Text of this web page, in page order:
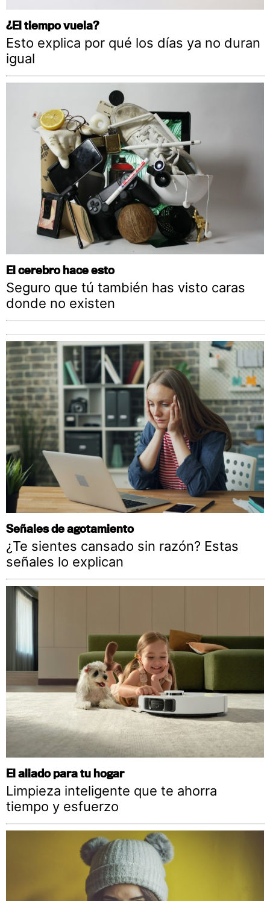
¿El tiempo vuela?
Esto explica por qué los días ya no duran
igual
El cerebro hace esto
Seguro que tú también has visto caras
donde no existen
Señales de agotamiento
¿Te sientes cansado sin razón? Estas
señales lo explican
El aliado para tu hogar
Limpieza inteligente que te ahorra
tiempo y esfuerzo